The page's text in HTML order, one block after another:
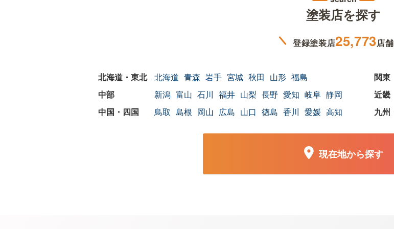
塗装店を探す
登録塗装店25,773店舗
北海道 青森 岩手 宮城 秋田 山形 福島
新潟 富山 石川 福井 山梨 長野 愛知 岐阜 静岡
鳥取 島根 岡山 広島 山口 徳島 香川 愛媛 高知
現在地から探す